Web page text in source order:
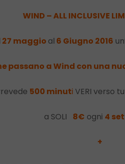
WIND – ALL INCLUSIVE
27 maggio al 6 Giugno 2016
passano a Wind con una
500 minuti VERI verso
a SOLI 8€ ogni 4
+